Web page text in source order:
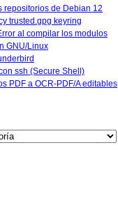
repositorios de Debian 12
trusted.gpg keyring
al compilar los modulos
GNU/Linux
ssh (Secure Shell)
PDF a OCR-PDF/A editables